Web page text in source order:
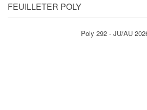
FEUILLETER POLY
Poly 292 - JU/AU